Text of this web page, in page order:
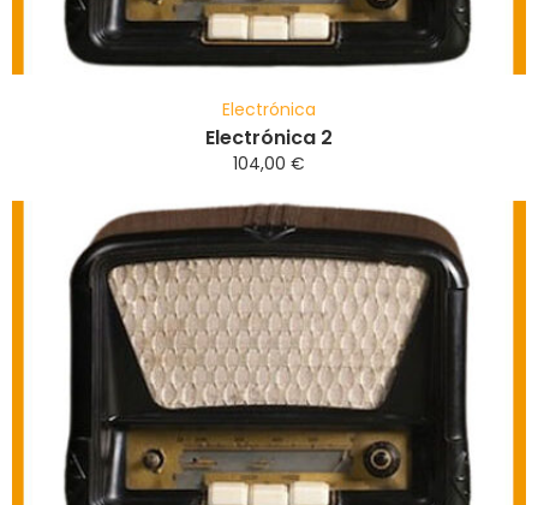
Electrónica
Electrónica 2
104,00 €